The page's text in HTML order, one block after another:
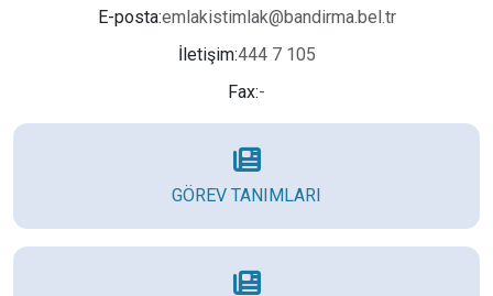
E-posta:emlakistimlak@bandirma.bel.tr
İletişim:444 7 105
Fax:-
GÖREV TANIMLARI